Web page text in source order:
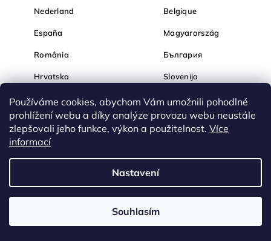
Používáme cookies, abychom Vám umožnili pohodlné
prohlížení webu a díky analýze provozu webu neustále
zlepšovali jeho funkce, výkon a použitelnost. Více
informací
Nastavení
Souhlasím
Nederland Belgique
España Magyarország
România България
Hrvatska Slovenija
Nakupujte na Diamondi bezpečně a bez obav. Díky HTTPS